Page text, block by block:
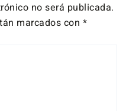
no será publicada.
marcados con *